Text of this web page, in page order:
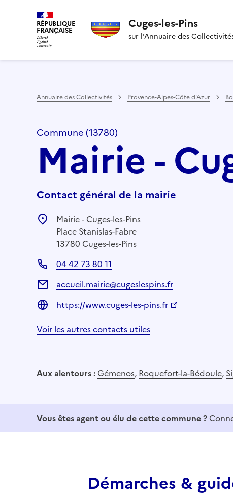
RÉPUBLIQUE
FRANÇAISE Cuges-les-Pins
sur l’Annuaire des
Annuaire des Collectivités Provence-Alpes-Côte d'Azur
Commune (13780)
Mairie -
Contact général de la mairie
Mairie - Cuges-les-Pins
Place Stanislas-Fabre
13780 Cuges-les-Pins
04 42 73 80 11
accueil.mairie@cugeslespins.fr
https://www.cuges-les-pins.fr
Voir les autres contacts utiles
Aux alentours :Gémenos, Roquefort-la-Bédoule,
Vous êtes agent ou élu de cette commune ?
Démarches &